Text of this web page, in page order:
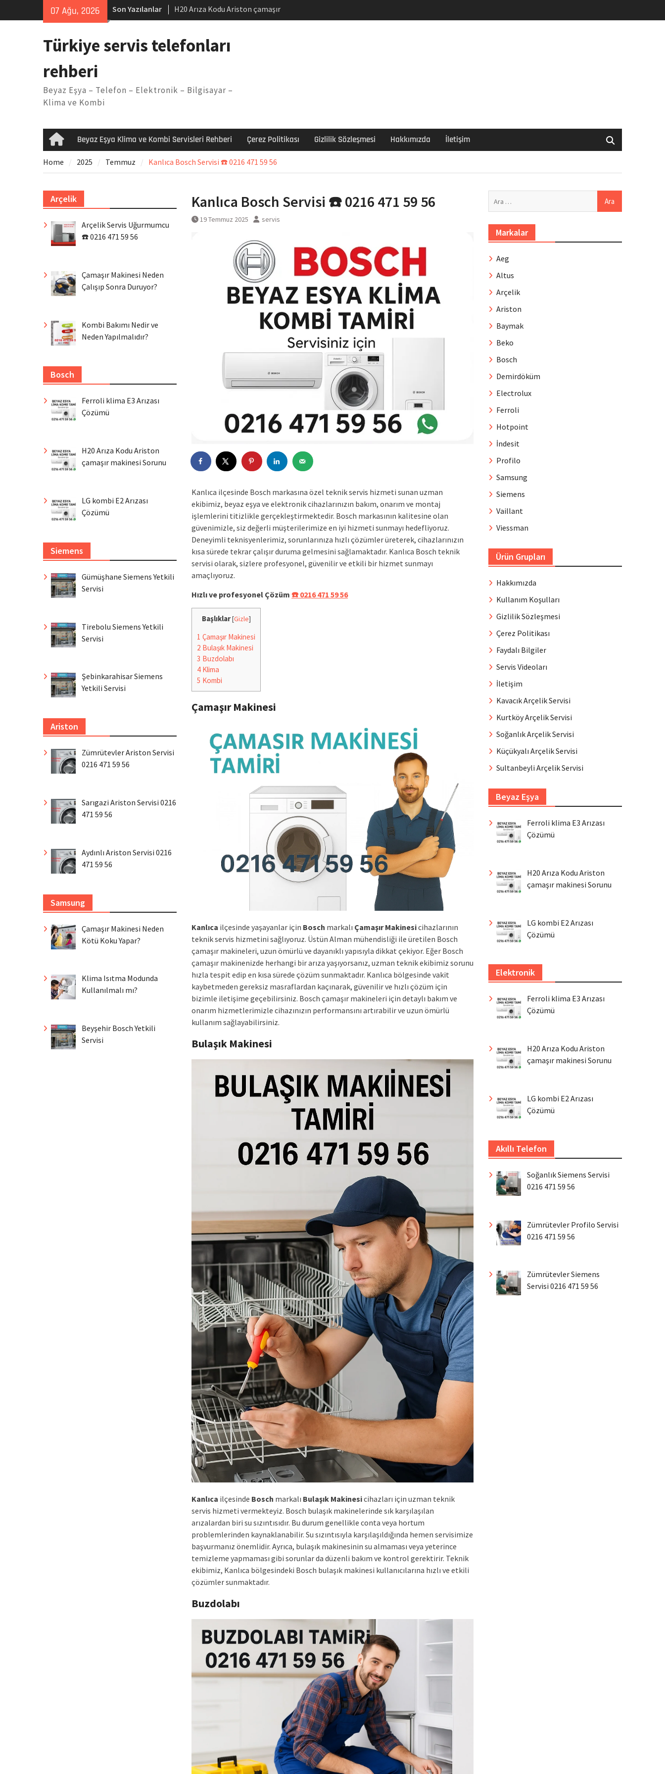
07 Ağu, 2026 Son Yazılanlar
H20 Arıza Kodu Ariston çamaşır
makinesi Sorunu
Arçelik buzdolabı F5 Hatası Çözüm
Ferroli klima E3 Arızası Çözümü
Türkiye servis telefonları
rehberi
Beyaz Eşya – Telefon – Elektronik – Bilgisayar –
Klima ve Kombi
HomeBeyaz Eşya Klima ve Kombi Servisleri Rehberi Çerez Politikası Gizlilik Sözleşmesi Hakkımızda İletişim
Home 2025 Temmuz Kanlıca Bosch Servisi ☎️ 0216 471 59 56
Kanlıca Bosch Servisi ☎️ 0216 471 59 56
19 Temmuz 2025 servis
Kanlıca ilçesinde Bosch markasına özel teknik servis hizmeti sunan uzman
ekibimiz, beyaz eşya ve elektronik cihazlarınızın bakım, onarım ve montaj
işlemlerini titizlikle gerçekleştirmektedir. Bosch markasının kalitesine olan
güvenimizle, siz değerli müşterilerimize en iyi hizmeti sunmayı hedefliyoruz.
Deneyimli teknisyenlerimiz, sorunlarınıza hızlı çözümler üreterek, cihazlarınızın
kısa sürede tekrar çalışır duruma gelmesini sağlamaktadır. Kanlıca Bosch teknik
servisi olarak, sizlere profesyonel, güvenilir ve etkili bir hizmet sunmayı
amaçlıyoruz.
Hızlı ve profesyonel Çözüm ☎️ 0216 471 59 56
Başlıklar [Gizle]
1 Çamaşır Makinesi
2 Bulaşık Makinesi
3 Buzdolabı
4 Klima
5 Kombi
Çamaşır Makinesi
Kanlıca ilçesinde yaşayanlar için Bosch markalı Çamaşır Makinesicihazlarının
teknik servis hizmetini sağlıyoruz. Üstün Alman mühendisliği ile üretilen Bosch
çamaşır makineleri, uzun ömürlü ve dayanıklı yapısıyla dikkat çekiyor. Eğer Bosch
çamaşır makinenizde herhangi bir arıza yaşıyorsanız, uzman teknik ekibimiz sorunu
hızla tespit edip en kısa sürede çözüm sunmaktadır. Kanlıca bölgesinde vakit
kaybetmeden gereksiz masraflardan kaçınarak, güvenilir ve hızlı çözüm için
bizimle iletişime geçebilirsiniz. Bosch çamaşır makineleri için detaylı bakım ve
onarım hizmetlerimizle cihazınızın performansını artırabilir ve uzun ömürlü
kullanım sağlayabilirsiniz.
Bulaşık Makinesi
Kanlıca ilçesinde Bosch markalı Bulaşık Makinesicihazları için uzman teknik
servis hizmeti vermekteyiz. Bosch bulaşık makinelerinde sık karşılaşılan
arızalardan biri su sızıntısıdır. Bu durum genellikle conta veya hortum
problemlerinden kaynaklanabilir. Su sızıntısıyla karşılaşıldığında hemen servisimize
başvurmanız önemlidir. Ayrıca, bulaşık makinesinin su almaması veya yeterince
temizleme yapmaması gibi sorunlar da düzenli bakım ve kontrol gerektirir. Teknik
ekibimiz, Kanlıca bölgesindeki Bosch bulaşık makinesi kullanıcılarına hızlı ve etkili
çözümler sunmaktadır.
Buzdolabı
Markalar
Aeg
Altus
Arçelik
Ariston
Baymak
Beko
Bosch
Demirdöküm
Electrolux
Ferroli
Hotpoint
İndesit
Profilo
Samsung
Siemens
Vaillant
Viessman
Ürün Grupları
Hakkımızda
Kullanım Koşulları
Gizlilik Sözleşmesi
Çerez Politikası
Faydalı Bilgiler
Servis Videoları
İletişim
Kavacık Arçelik Servisi
Kurtköy Arçelik Servisi
Soğanlık Arçelik Servisi
Küçükyalı Arçelik Servisi
Sultanbeyli Arçelik Servisi
Beyaz Eşya
Ferroli klima E3 Arızası
Çözümü
H20 Arıza Kodu Ariston
çamaşır makinesi Sorunu
LG kombi E2 Arızası
Çözümü
Elektronik
Ferroli klima E3 Arızası
Çözümü
H20 Arıza Kodu Ariston
çamaşır makinesi Sorunu
LG kombi E2 Arızası
Çözümü
Akıllı Telefon
Soğanlık Siemens Servisi
0216 471 59 56
Zümrütevler Profilo Servisi
0216 471 59 56
Zümrütevler Siemens
Servisi 0216 471 59 56
Arçelik
Arçelik Servis Uğurmumcu
☎️ 0216 471 59 56
Çamaşır Makinesi Neden
Çalışıp Sonra Duruyor?
Kombi Bakımı Nedir ve
Neden Yapılmalıdır?
Bosch
Ferroli klima E3 Arızası
Çözümü
H20 Arıza Kodu Ariston
çamaşır makinesi Sorunu
LG kombi E2 Arızası
Çözümü
Siemens
Gümüşhane Siemens Yetkili
Servisi
Tirebolu Siemens Yetkili
Servisi
Şebinkarahisar Siemens
Yetkili Servisi
Ariston
Zümrütevler Ariston Servisi
0216 471 59 56
Sarıgazi Ariston Servisi 0216
471 59 56
Aydınlı Ariston Servisi 0216
471 59 56
Samsung
Çamaşır Makinesi Neden
Kötü Koku Yapar?
Klima Isıtma Modunda
Kullanılmalı mı?
Beyşehir Bosch Yetkili
Servisi